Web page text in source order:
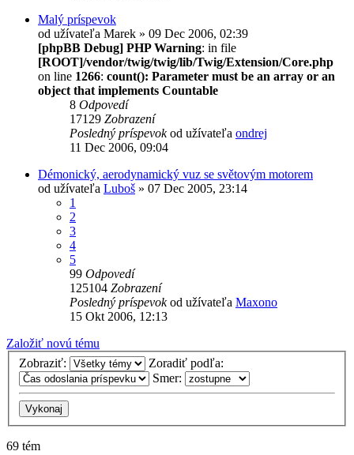
Malý príspevok
od užívateľa Marek » 09 Dec 2006, 02:39
[phpBB Debug] PHP Warning: in file
[ROOT]/vendor/twig/twig/lib/Twig/Extension/Core.php
on line 1266: count(): Parameter must be an array or an
object that implements Countable
8 Odpovedí
17129 Zobrazení
Posledný príspevokod užívateľa ondrej
11 Dec 2006, 09:04
Démonický, aerodynamický vuz se světovým motorem
od užívateľa Luboš » 07 Dec 2005, 23:14
1
2
3
4
5
99 Odpovedí
125104 Zobrazení
Posledný príspevokod užívateľa Maxono
15 Okt 2006, 12:13
Založiť novú tému
Zobraziť:
Zoradiť podľa:
Smer:
69 tém